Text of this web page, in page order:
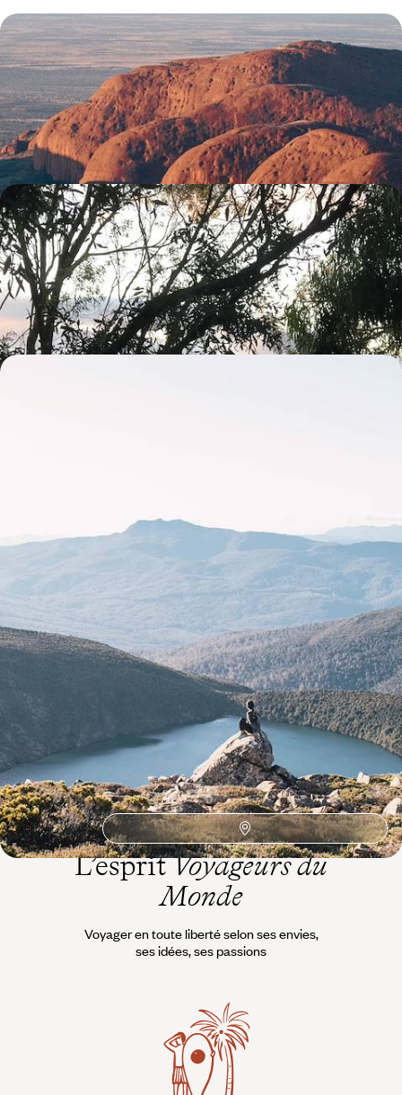
L’Australie active avec vos ados - Sydney, Red Center
& Sunshine State
Vivre le rêve australien en famille : ressentir les pulsations urbaines,
vibrer au rythme du Centre Rouge, ralentir sur la côte est
15 jours, de 7700 à 10400 $ CA
Kangaroo Island, Barossa Valley, Flinders Ranges -
Au sud, l’Australie hors-pistes
Dérouler les kilomètres de piste ocre, de vignes et de bush : un road
movie à l'australienne
15 jours, de 8300 à 9900 $ CA
Observation Animaux UNESCO
Architecture contemporain
Aborigènes
Road Trip Road Trip Australie Dauphin
Opéra
Autotour Australie Surf Baleine
Desert
4x4 Autotour
Cairns
Harbour Bridge
Perth Vin
L’espritVoyageurs du
Monde
Voyager en toute liberté selon ses envies,
ses idées, ses passions